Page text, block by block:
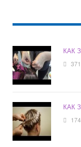
КАК
КАК